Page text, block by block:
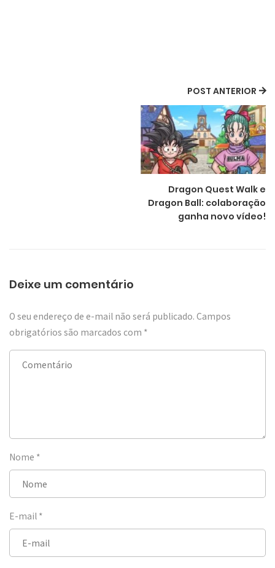
POST ANTERIOR
Dragon Quest Walk e
Dragon Ball: colaboração
ganha novo vídeo!
Deixe um comentário
O seu endereço de e-mail não será publicado. Campos
obrigatórios são marcados com *
Nome *
E-mail *